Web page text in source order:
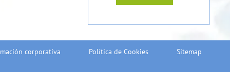
corporativa Política de Cookies Sitemap